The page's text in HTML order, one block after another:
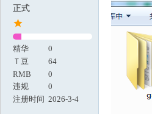
正式
精华
0
Ｔ豆
64
RMB
0
违规
0
注册时间 2026-3-4